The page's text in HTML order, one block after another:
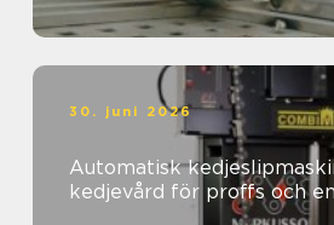
30. juni 2026
Automatisk kedjeslipmaskin
kedjevård för proffs och